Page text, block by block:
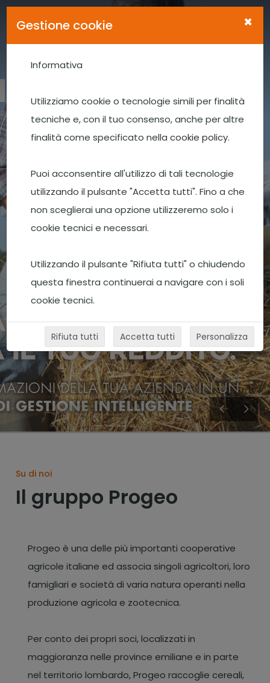
STABILIMENTO PROGEO
Correggio (RE), 11
LEGGI TUTTO
Su di noi
Il gruppo Progeo
Progeo è una delle più importanti cooperative
agricole italiane ed associa singoli agricoltori, loro
famigliari e società di varia natura operanti nella
produzione agricola e zootecnica.
Per conto dei propri soci, localizzati in
maggioranza nelle province emiliane e in parte
nel territorio lombardo, Progeo raccoglie cereali,
Gestione cookie ×
Informativa
Utilizziamo cookie o tecnologie simili per finalità
tecniche e, con il tuo consenso, anche per altre
finalità come specificato nella cookie policy.
Puoi acconsentire all'utilizzo di tali tecnologie
utilizzando il pulsante "Accetta tutti". Fino a che
non sceglierai una opzione utilizzeremo solo i
cookie tecnici e necessari.
Utilizzando il pulsante "Rifiuta tutti" o chiudendo
questa finestra continuerai a navigare con i soli
cookie tecnici.
Rifiuta tutti Accetta tutti Personalizza